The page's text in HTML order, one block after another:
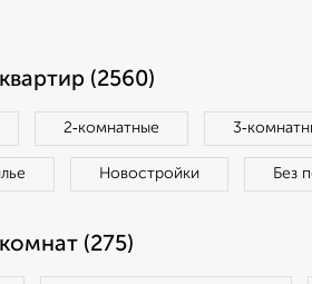
(2560)
2‑комнатные
Новостройки Без
(275)